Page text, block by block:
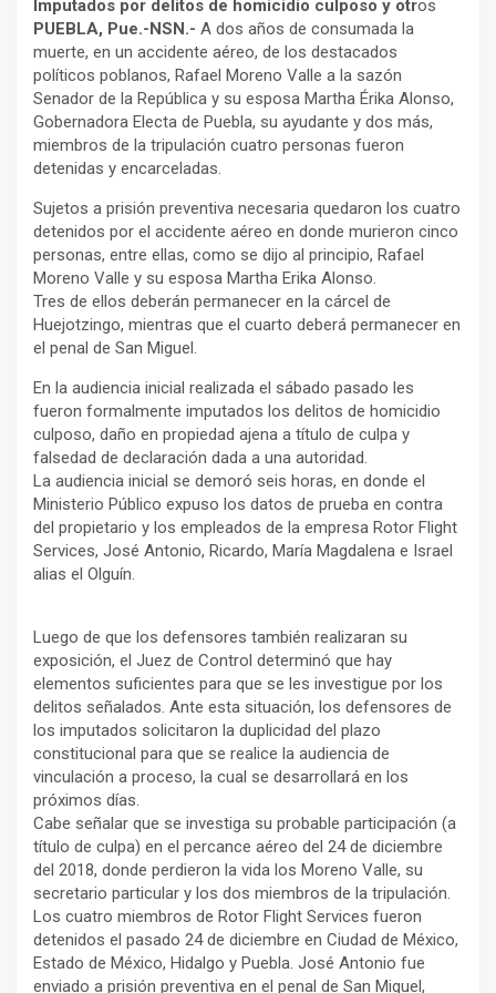
Imputados por delitos de homicidio culposo y otros
PUEBLA, Pue.-NSN.- A dos años de consumada la
muerte, en un accidente aéreo, de los destacados
políticos poblanos, Rafael Moreno Valle a la sazón
Senador de la República y su esposa Martha Érika Alonso,
Gobernadora Electa de Puebla, su ayudante y dos más,
miembros de la tripulación cuatro personas fueron
detenidas y encarceladas.
Sujetos a prisión preventiva necesaria quedaron los cuatro
detenidos por el accidente aéreo en donde murieron cinco
personas, entre ellas, como se dijo al principio, Rafael
Moreno Valle y su esposa Martha Erika Alonso.
Tres de ellos deberán permanecer en la cárcel de
Huejotzingo, mientras que el cuarto deberá permanecer en
el penal de San Miguel.
En la audiencia inicial realizada el sábado pasado les
fueron formalmente imputados los delitos de homicidio
culposo, daño en propiedad ajena a título de culpa y
falsedad de declaración dada a una autoridad.
La audiencia inicial se demoró seis horas, en donde el
Ministerio Público expuso los datos de prueba en contra
del propietario y los empleados de la empresa Rotor Flight
Services, José Antonio, Ricardo, María Magdalena e Israel
alias el Olguín.
Luego de que los defensores también realizaran su
exposición, el Juez de Control determinó que hay
elementos suficientes para que se les investigue por los
delitos señalados. Ante esta situación, los defensores de
los imputados solicitaron la duplicidad del plazo
constitucional para que se realice la audiencia de
vinculación a proceso, la cual se desarrollará en los
próximos días.
Cabe señalar que se investiga su probable participación (a
título de culpa) en el percance aéreo del 24 de diciembre
del 2018, donde perdieron la vida los Moreno Valle, su
secretario particular y los dos miembros de la tripulación.
Los cuatro miembros de Rotor Flight Services fueron
detenidos el pasado 24 de diciembre en Ciudad de México,
Estado de México, Hidalgo y Puebla. José Antonio fue
enviado a prisión preventiva en el penal de San Miguel,